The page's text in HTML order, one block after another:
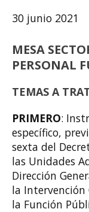
30 junio 2021
MESA
PERSONAL
TEMAS A
PRIMERO:
específico,
sexta del
las Unidades
Dirección
la Intervención
la Función